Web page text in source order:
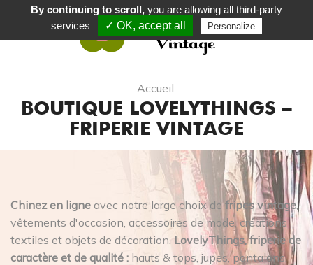
Accueil
BOUTIQUE LOVELYTHINGS –
FRIPERIE VINTAGE
Chinez en ligne avec notre large choix defripes vintage,
vêtements d'occasion, accessoires de mode, créations
textiles et objets de décoration. LovelyThings, friperie de
caractère et de qualité : hauts & tops, jupes, pantalons,
By continuing to scroll,you are allowing all third-party
services
✓ OK, accept all Personalize